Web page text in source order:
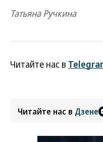
Татьяна Ручкина
Читайте нас в
Читайте нас в Дзене